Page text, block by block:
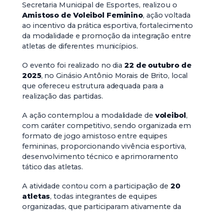
Secretaria Municipal de Esportes, realizou o
Amistoso de Voleibol Feminino, ação voltada
ao incentivo da prática esportiva, fortalecimento
da modalidade e promoção da integração entre
atletas de diferentes municípios.
O evento foi realizado no dia 22 de outubro de
2025, no Ginásio Antônio Morais de Brito, local
que ofereceu estrutura adequada para a
realização das partidas.
A ação contemplou a modalidade de voleibol,
com caráter competitivo, sendo organizada em
formato de jogo amistoso entre equipes
femininas, proporcionando vivência esportiva,
desenvolvimento técnico e aprimoramento
tático das atletas.
A atividade contou com a participação de 20
atletas, todas integrantes de equipes
organizadas, que participaram ativamente da